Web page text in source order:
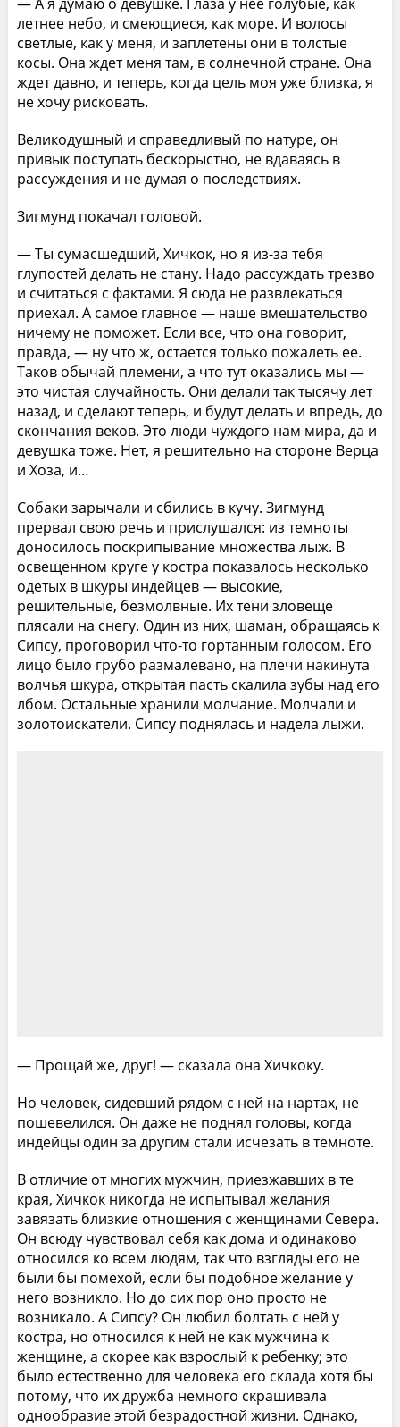
летнее небо, и смеющиеся, как море. И волосы
светлые, как у меня, и заплетены они в толстые
косы. Она ждет меня там, в солнечной стране. Она
ждет давно, и теперь, когда цель моя уже близка, я
не хочу рисковать.
Великодушный и справедливый по натуре, он
привык поступать бескорыстно, не вдаваясь в
рассуждения и не думая о последствиях.
Зигмунд покачал головой.
— Ты сумасшедший, Хичкок, но я из-за тебя
глупостей делать не стану. Надо рассуждать трезво
и считаться с фактами. Я сюда не развлекаться
приехал. А самое главное — наше вмешательство
ничему не поможет. Если все, что она говорит,
правда, — ну что ж, остается только пожалеть ее.
Таков обычай племени, а что тут оказались мы —
это чистая случайность. Они делали так тысячу лет
назад, и сделают теперь, и будут делать и впредь, до
скончания веков. Это люди чуждого нам мира, да и
девушка тоже. Нет, я решительно на стороне Верца
и Хоза, и…
Собаки зарычали и сбились в кучу. Зигмунд
прервал свою речь и прислушался: из темноты
доносилось поскрипывание множества лыж. В
освещенном круге у костра показалось несколько
одетых в шкуры индейцев — высокие,
решительные, безмолвные. Их тени зловеще
плясали на снегу. Один из них, шаман, обращаясь к
Сипсу, проговорил что-то гортанным голосом. Его
лицо было грубо размалевано, на плечи накинута
волчья шкура, открытая пасть скалила зубы над его
лбом. Остальные хранили молчание. Молчали и
золотоискатели. Сипсу поднялась и надела лыжи.
— Прощай же, друг! — сказала она Хичкоку.
Но человек, сидевший рядом с ней на нартах, не
пошевелился. Он даже не поднял головы, когда
индейцы один за другим стали исчезать в темноте.
В отличие от многих мужчин, приезжавших в те
края, Хичкок никогда не испытывал желания
завязать близкие отношения с женщинами Севера.
Он всюду чувствовал себя как дома и одинаково
относился ко всем людям, так что взгляды его не
были бы помехой, если бы подобное желание у
него возникло. Но до сих пор оно просто не
возникало. А Сипсу? Он любил болтать с ней у
костра, но относился к ней не как мужчина к
женщине, а скорее как взрослый к ребенку; это
было естественно для человека его склада хотя бы
потому, что их дружба немного скрашивала
однообразие этой безрадостной жизни. Однако,